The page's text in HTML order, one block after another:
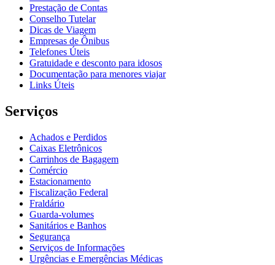
Prestação de Contas
Conselho Tutelar
Dicas de Viagem
Empresas de Ônibus
Telefones Úteis
Gratuidade e desconto para idosos
Documentação para menores viajar
Links Úteis
Serviços
Achados e Perdidos
Caixas Eletrônicos
Carrinhos de Bagagem
Comércio
Estacionamento
Fiscalização Federal
Fraldário
Guarda-volumes
Sanitários e Banhos
Segurança
Serviços de Informações
Urgências e Emergências Médicas